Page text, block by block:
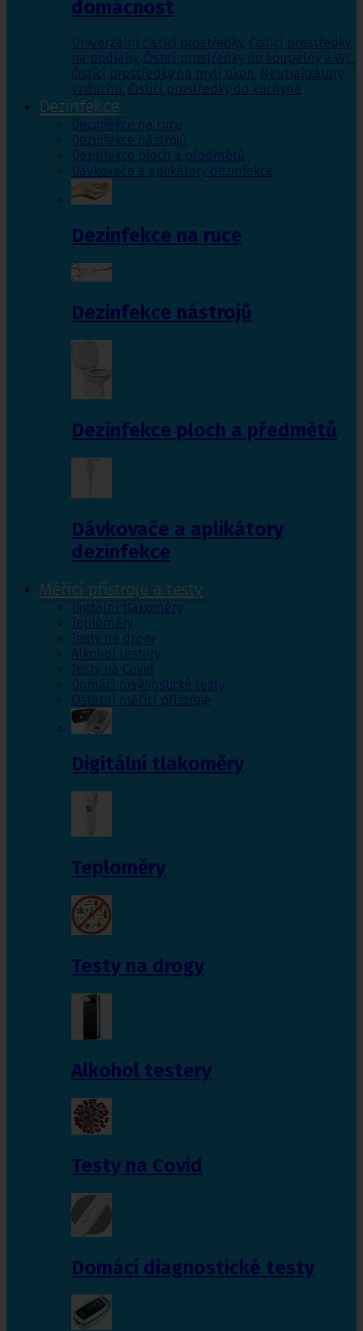
domácnost
Univerzální čistící prostředky, Čistící prostředky
na podlahy, Čisticí prostředky do koupelny a WC,
Čistící prostředky na mytí oken, Neutralizátory
vzduchu, Čistící prostředky do kuchyně
Dezinfekce
Dezinfekce na ruce
Dezinfekce nástrojů
Dezinfekce ploch a předmětů
Dávkovače a aplikátory dezinfekce
Dezinfekce na ruce
Dezinfekce nástrojů
Dezinfekce ploch a předmětů
Dávkovače a aplikátory
dezinfekce
Měřící přístroje a testy
Digitální tlakoměry
Teploměry
Testy na drogy
Alkohol testery
Testy na Covid
Domácí diagnostické testy
Ostatní měřící přístroje
Digitální tlakoměry
Teploměry
Testy na drogy
Alkohol testery
Testy na Covid
Domácí diagnostické testy